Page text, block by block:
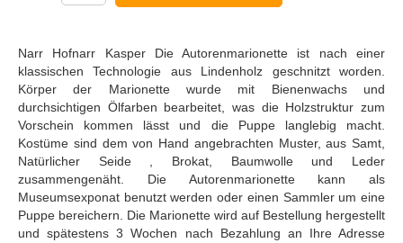
Narr Hofnarr Kasper Die Autorenmarionette ist nach einer
klassischen Technologie aus Lindenholz geschnitzt worden.
Körper der Marionette wurde mit Bienenwachs und
durchsichtigen Ölfarben bearbeitet, was die Holzstruktur zum
Vorschein kommen lässt und die Puppe langlebig macht.
Kostüme sind dem von Hand angebrachten Muster, aus Samt,
Natürlicher Seide , Brokat, Baumwolle und Leder
zusammengenäht. Die Autorenmarionette kann als
Museumsexponat benutzt werden oder einen Sammler um eine
Puppe bereichern. Die Marionette wird auf Bestellung hergestellt
und spätestens 3 Wochen nach Bezahlung an Ihre Adresse